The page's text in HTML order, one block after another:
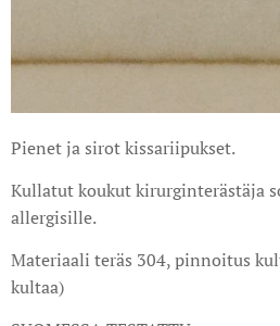
Pienet ja sirot kissariipukset.
Kullatut koukut kirurginterästäja
allergisille.
Materiaali teräs 304, pinnoitus
kultaa)